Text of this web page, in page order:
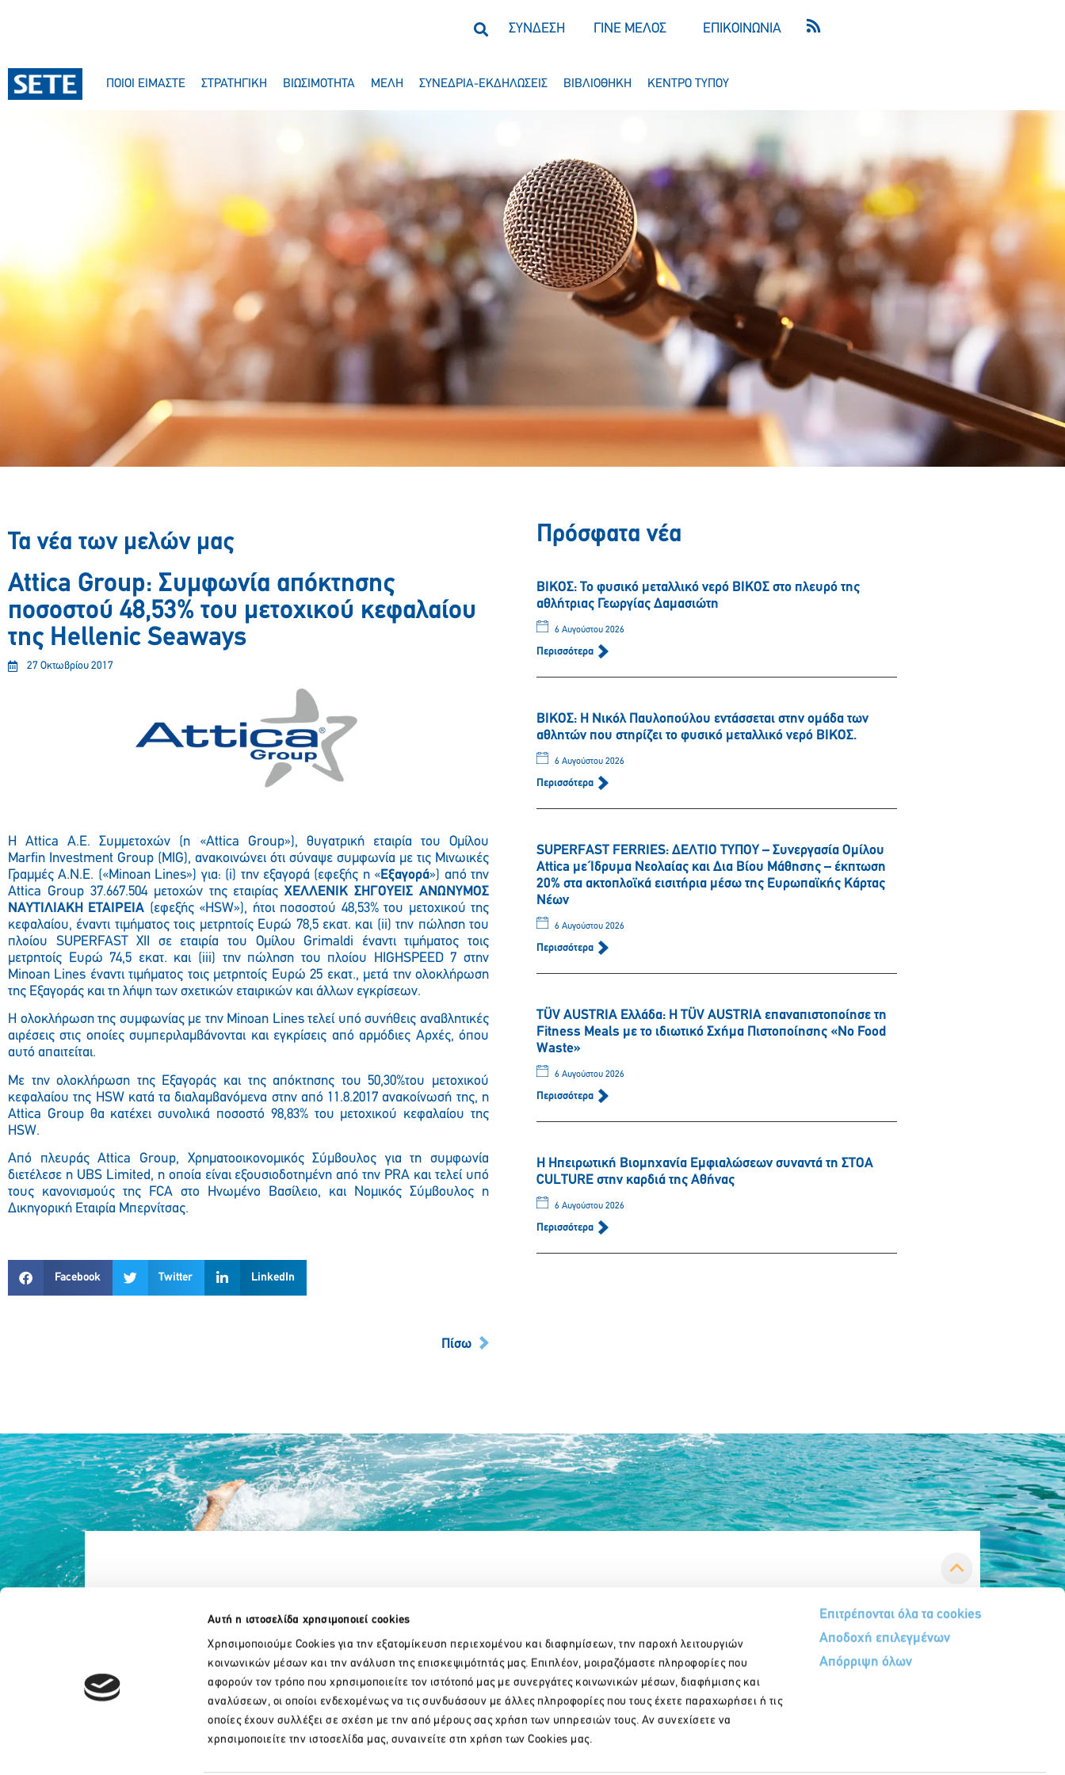
Αυτή η ιστοσελίδα χρησιμοποιεί cookies
Χρησιμοποιούμε Cookies για την εξατομίκευση περιεχομένου και διαφημίσεων, την παροχή λειτουργιών
κοινωνικών μέσων και την ανάλυση της επισκεψιμότητάς μας. Επιπλέον, μοιραζόμαστε πληροφορίες που
αφορούν τον τρόπο που χρησιμοποιείτε τον ιστότοπό μας με συνεργάτες κοινωνικών μέσων, διαφήμισης και
αναλύσεων, οι οποίοι ενδεχομένως να τις συνδυάσουν με άλλες πληροφορίες που τους έχετε παραχωρήσει ή τις
οποίες έχουν συλλέξει σε σχέση με την από μέρους σας χρήση των υπηρεσιών τους. Αν συνεχίσετε να
χρησιμοποιείτε την ιστοσελίδα μας, συναινείτε στη χρήση των Cookies μας.
Επιτρέπονται όλα τα cookies
Αποδοχή επιλεγμένων
Απόρριψη όλων
ΣΥΝΔΕΣΗ ΓΙΝΕ ΜΕΛΟΣ ΕΠΙΚΟΙΝΩΝΙΑ
ΠΟΙΟΙ ΕΙΜΑΣΤΕ ΣΤΡΑΤΗΓΙΚΗ ΒΙΩΣΙΜΟΤΗΤΑ ΜΕΛΗ ΣΥΝΕΔΡΙΑ-ΕΚΔΗΛΩΣΕΙΣ ΒΙΒΛΙΟΘΗΚΗ ΚΕΝΤΡΟ ΤΥΠΟΥ
Τα νέα των μελών μας
Attica Group: Συμφωνία απόκτησης
ποσοστού 48,53% του μετοχικού κεφαλαίου
της Hellenic Seaways
27 Οκτωβρίου 2017
ΗAtticaΑ.Ε. Συμμετοχών (η «Attica Group»), θυγατρική εταιρία του Ομίλου
Marfin Investment Group ( MIG), ανακοινώνει ότι σύναψε συμφωνία με τις Μινωικές
Γραμμές Α.Ν.Ε. («Minoan Lines») για: (i) την εξαγορά (εφεξής η «Εξαγορά») από την
Attica Group 37.667.504 μετοχών της εταιρίαςΧΕΛΛΕΝΙΚ ΣΗΓΟΥΕΙΣ ΑΝΩΝΥΜΟΣ
ΝΑΥΤΙΛΙΑΚΗ ΕΤΑΙΡΕΙΑ (εφεξής «HSW»), ήτοι ποσοστού 48,53% του μετοχικού της
κεφαλαίου, έναντι τιμήματος τοις μετρητοίς Ευρώ 78,5 εκατ. και (ii) την πώληση του
πλοίου SUPERFASTXII σε εταιρία του Ομίλου Grimaldi έναντι τιμήματος τοις
μετρητοίς Ευρώ 74,5 εκατ. και (iii) την πώληση του πλοίου HIGHSPEED7 στην
Minoan Lines έναντι τιμήματος τοις μετρητοίς Ευρώ 25 εκατ., μετά την ολοκλήρωση
της Εξαγοράς και τη λήψη των σχετικών εταιρικών και άλλων εγκρίσεων.
Η ολοκλήρωση της συμφωνίας με την Minoan Linesτελεί υπό συνήθεις αναβλητικές
αιρέσεις στις οποίες συμπεριλαμβάνονται και εγκρίσεις από αρμόδιες Αρχές, όπου
αυτό απαιτείται.
Με την ολοκλήρωση της Εξαγοράς και της απόκτησης του50,30%του μετοχικού
κεφαλαίου της HSW κατά τα διαλαμβανόμενα στην από 11.8.2017 ανακοίνωσή της, η
Attica Groupθα κατέχει συνολικά ποσοστό 98,83% του μετοχικού κεφαλαίου της
HSW.
Από πλευράςAttica Group, Χρηματοοικονομικός Σύμβουλος για τη συμφωνία
διετέλεσε η UBS Limited, η οποία είναι εξουσιοδοτημένη από την PRA και τελεί υπό
τους κανονισμούς της FCA στο Ηνωμένο Βασίλειο, και Νομικός Σύμβουλος η
Δικηγορική Εταιρία Μπερνίτσας.
Facebook Twitter LinkedIn
Πίσω
Πρόσφατα νέα
ΒΙΚΟΣ: Το φυσικό μεταλλικό νερό ΒΙΚΟΣ στο πλευρό της
αθλήτριας Γεωργίας Δαμασιώτη
6 Αυγούστου 2026
Περισσότερα
ΒΙΚΟΣ: Η Νικόλ Παυλοπούλου εντάσσεται στην ομάδα των
αθλητών που στηρίζει το φυσικό μεταλλικό νερό ΒΙΚΟΣ.
6 Αυγούστου 2026
Περισσότερα
SUPERFAST FERRIES: ΔΕΛΤΙΟ ΤΥΠΟΥ – Συνεργασία Ομίλου
Attica με Ίδρυμα Νεολαίας και Δια Βίου Μάθησης – έκπτωση
20% στα ακτοπλοϊκά εισιτήρια μέσω της Ευρωπαϊκής Κάρτας
Νέων
6 Αυγούστου 2026
Περισσότερα
TÜV AUSTRIA Ελλάδα: Η TÜV AUSTRIA επαναπιστοποίησε τη
Fitness Meals με το ιδιωτικό Σχήμα Πιστοποίησης «No Food
Waste»
6 Αυγούστου 2026
Περισσότερα
Η Ηπειρωτική Βιομηχανία Εμφιαλώσεων συναντά τη ΣΤΟΑ
CULTURE στην καρδιά της Αθήνας
6 Αυγούστου 2026
Περισσότερα
Εγγραφή στο newsletter
Παρακαλώ περιμένετε…